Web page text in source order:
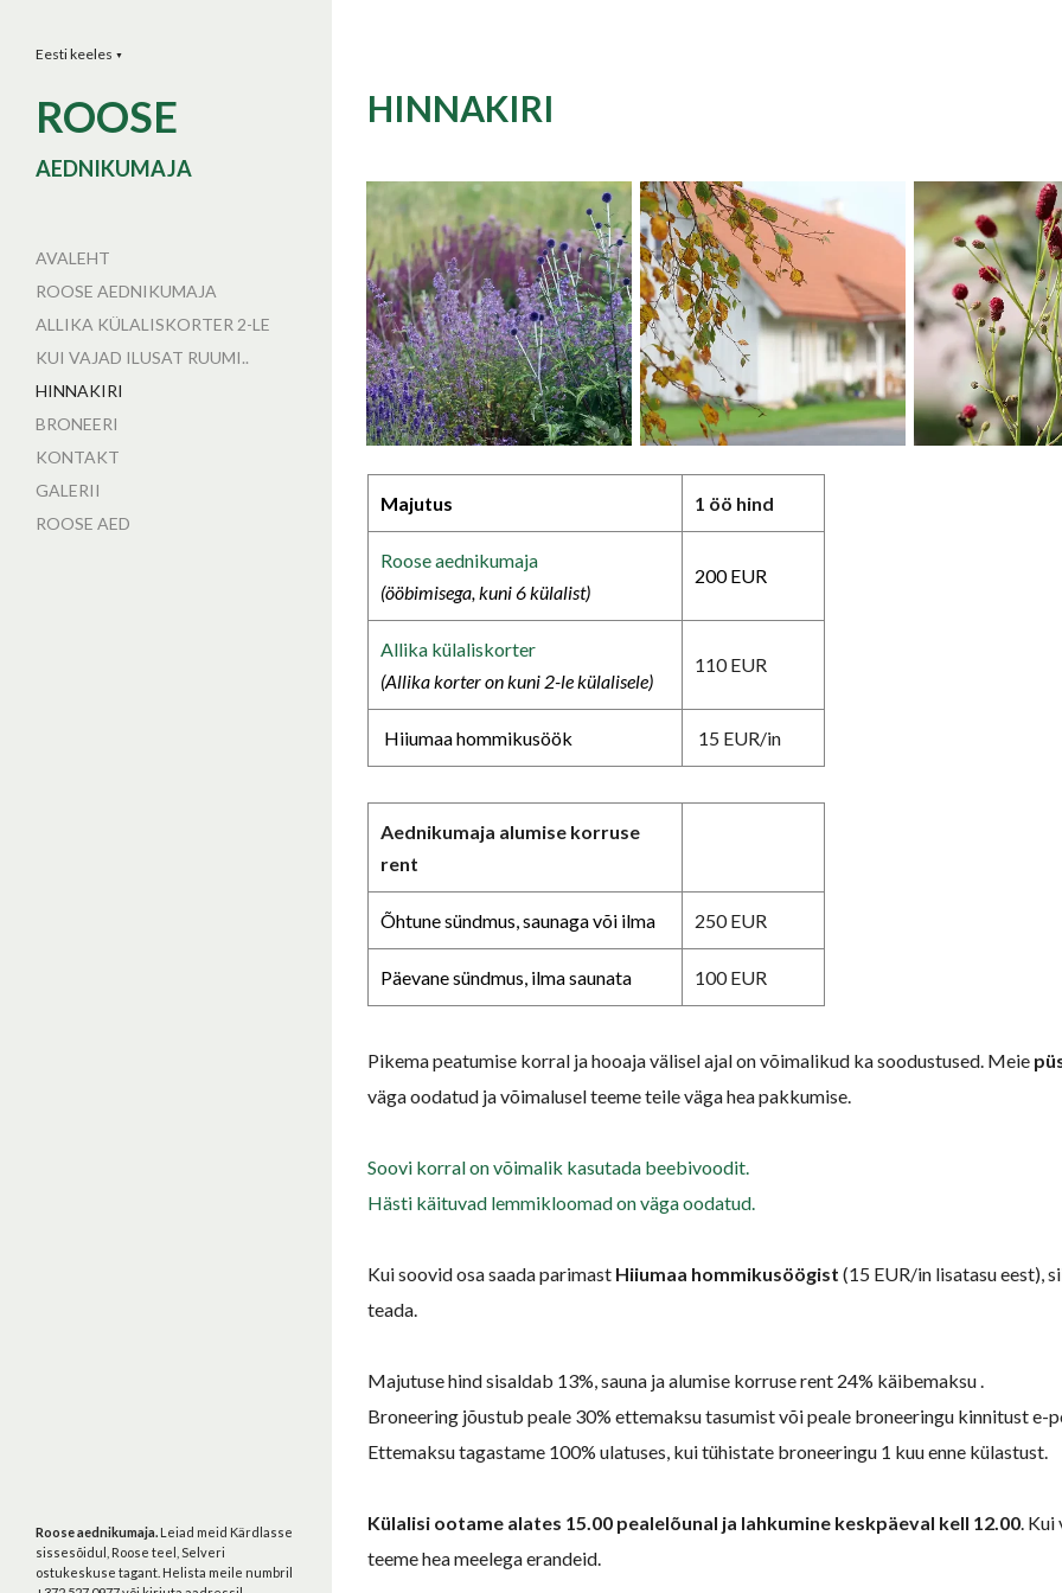
Eesti keeles ▼
ROOSE
AEDNIKUMAJA
AVALEHT
ROOSE AEDNIKUMAJA
ALLIKA KÜLALISKORTER 2-LE
KUI VAJAD ILUSAT RUUMI..
HINNAKIRI
BRONEERI
KONTAKT
GALERII
ROOSE AED
HINNAKIRI
Majutus 1 öö hind
Roose aednikumaja
(ööbimisega, kuni 6 külalist)
200 EUR
Allika külaliskorter
(Allika korter on kuni 2-le külalisele)
110 EUR
Hiiumaa hommikusöök 15 EUR/in
Aednikumaja alumise korruse
rent
Õhtune sündmus, saunaga või ilma 250 EUR
Päevane sündmus, ilma saunata 100 EUR
Pikema peatumise korral ja hooaja välisel ajal on võimalikud ka soodustused. Meie
väga oodatud ja võimalusel teeme teile väga hea pakkumise.
Soovi korral on võimalik kasutada beebivoodit.
Hästi käituvad lemmikloomad on väga oodatud.
Kui soovid osa saada parimast Hiiumaa hommikusöögist (15 EUR/in lisatasu eest),
teada.
Majutuse hind sisaldab 13%, sauna ja alumise korruse rent 24% käibemaksu .
Broneering jõustub peale 30% ettemaksu tasumist või peale broneeringu kinnitust e-
Ettemaksu tagastame 100% ulatuses, kui tühistate broneeringu 1 kuu enne külastust.
Külalisi ootame alates 15.00 pealelõunal ja lahkumine keskpäeval kell 12.00 .
teeme hea meelega erandeid.
Roose aednikumaja. Leiad meid Kärdlasse
sissesõidul, Roose teel, Selveri
ostukeskuse tagant. Helista meile numbril